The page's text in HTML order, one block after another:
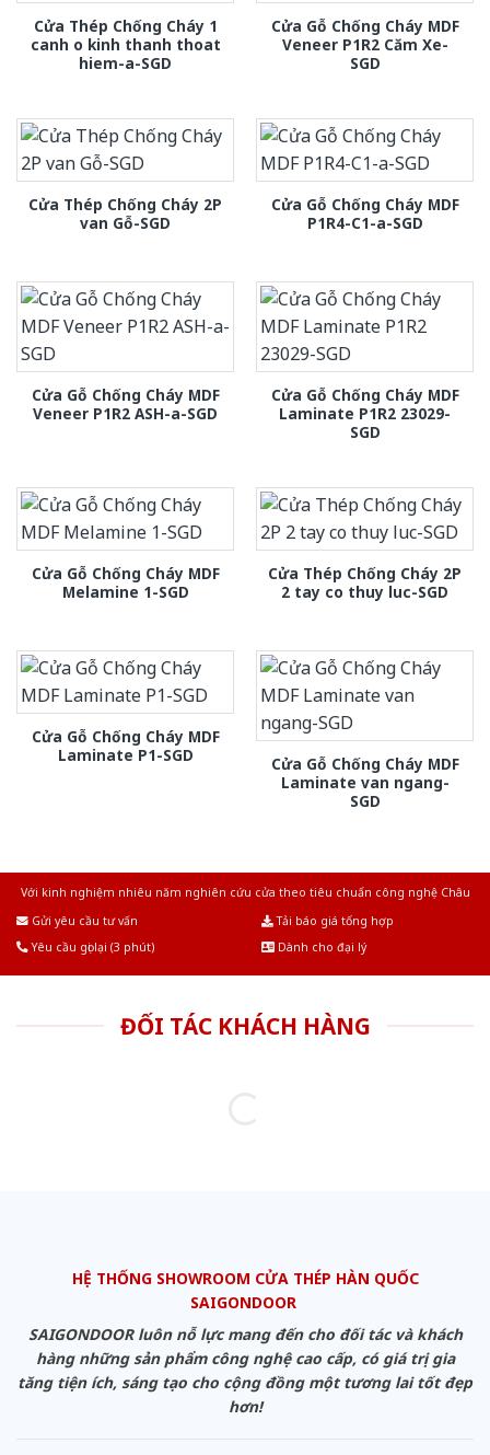
Cửa Thép Chống Cháy 1
canh o kinh thanh thoat
hiem-a-SGD
Cửa Gỗ Chống Cháy MDF
Veneer P1R2 Căm Xe-
SGD
Cửa Thép Chống Cháy 2P
van Gỗ-SGD
Cửa Gỗ Chống Cháy MDF
P1R4-C1-a-SGD
Cửa Gỗ Chống Cháy MDF
Veneer P1R2 ASH-a-SGD
Cửa Gỗ Chống Cháy MDF
Laminate P1R2 23029-
SGD
Cửa Gỗ Chống Cháy MDF
Melamine 1-SGD
Cửa Thép Chống Cháy 2P
2 tay co thuy luc-SGD
Cửa Gỗ Chống Cháy MDF
Laminate P1-SGD
Cửa Gỗ Chống Cháy MDF
Laminate van ngang-
SGD
Với kinh nghiệm nhiêu năm nghiên cứu cửa theo tiêu chuẩn công nghệ Châu
Gửi yêu cầu tư vấn
Tải báo giá tổng hợp
Yêu cầu gọi lại (3 phút)
Dành cho đại lý
ĐỐI TÁC KHÁCH HÀNG
HỆ THỐNG SHOWROOM CỬA THÉP HÀN QUỐC
SAIGONDOOR
SAIGONDOOR luôn nỗ lực mang đến cho đối tác và khách
hàng những sản phẩm công nghệ cao cấp, có giá trị gia
tăng tiện ích, sáng tạo cho cộng đồng một tương lai tốt đẹp
hơn!